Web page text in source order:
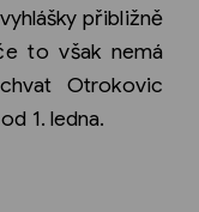
přibližně
to však nemá
Otrokovic
1. ledna.